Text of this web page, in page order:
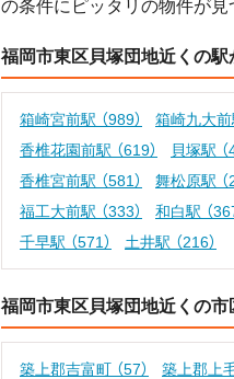
の条件にピッタリの物件が見
福岡市東区貝塚団地近くの駅
箱崎宮前駅 （989） 箱崎九大前
香椎花園前駅 （619） 貝塚駅
香椎宮前駅 （581） 舞松原駅
福工大前駅 （333） 和白駅 （
千早駅 （571） 土井駅 （216）
福岡市東区貝塚団地近くの市
築上郡吉富町 （57） 築上郡上